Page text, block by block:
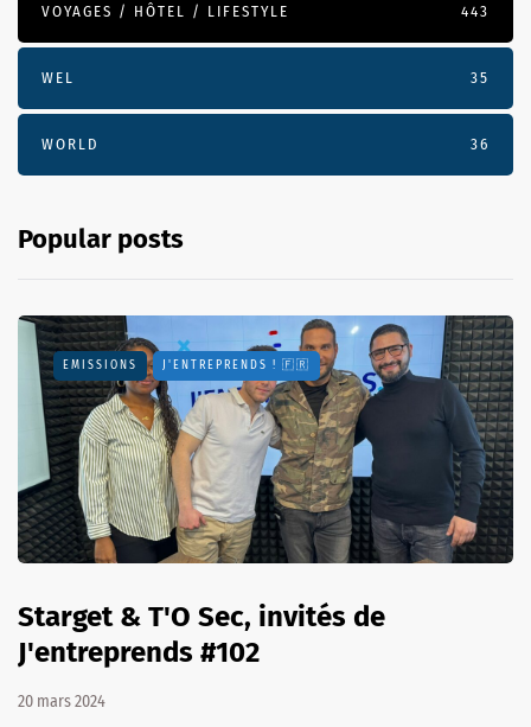
VOYAGES / HÔTEL / LIFESTYLE 443
WEL 35
WORLD 36
Popular posts
EMISSIONS J'ENTREPRENDS ! 🇫🇷
Starget & T'O Sec, invités de
J'entreprends #102
20 mars 2024